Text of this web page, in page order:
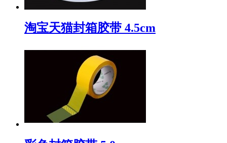
淘宝天猫封箱胶带 4.5cm